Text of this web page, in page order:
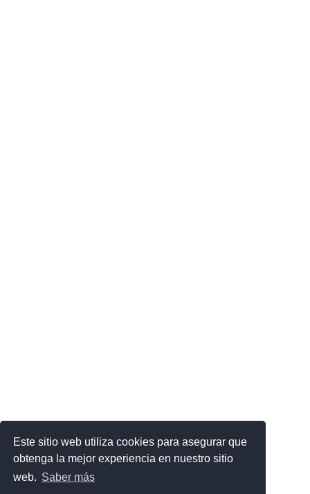
Este sitio web utiliza cookies para asegurar que
obtenga la mejor experiencia en nuestro sitio
web. Saber más